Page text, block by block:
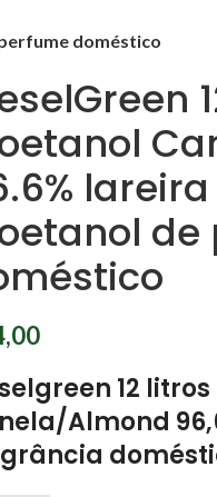
doméstico
de
12
Almond